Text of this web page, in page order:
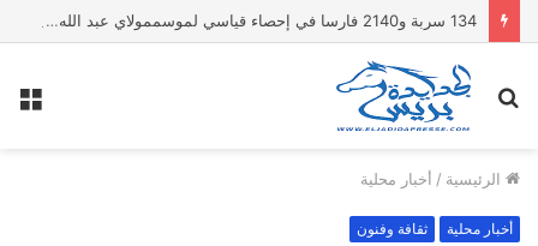
134 سربة و2140 فارسا في إحصاء قياسي لموسممولاي عبد الله أمغار
بحث
الرئيسية / أخبار محلية
أخبار محلية ثقافة وفنون